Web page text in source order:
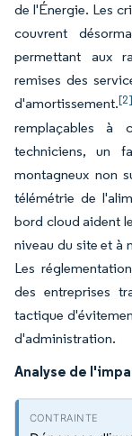
de l'Énergie. Les
couvrent
permettant aux
remises des
d'amortissement.[2]
remplaçables à
techniciens, un
montagneux non
télémétrie de
bord cloud aident
niveau du site et à
Les
des entreprises
tactique
d'administration.
Analyse de